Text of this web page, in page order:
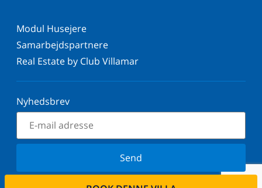
Modul Husejere
Samarbejdspartnere
Real Estate by Club Villamar
Nyhedsbrev
Send
Tilmeld dig vores nyhedsbrev og bliv orienteret om